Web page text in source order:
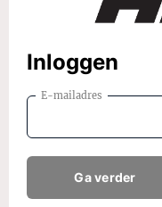
Inloggen
E-mailadres
Ga verder